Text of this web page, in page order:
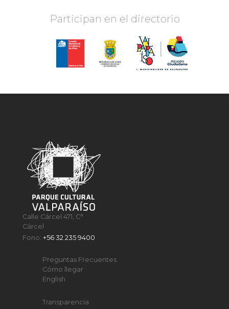
Participan en el directorio
Calle Cárcel 471, C°
Cárcel
Fono:+56 32 235 9400
Preguntas Frecuentes
Cómo llegar
English
Transparencia